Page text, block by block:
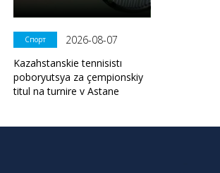
Спорт
2026-08-07
Kazahstanskie tennisistı
poboryutsya za çempionskiy
titul na turnire v Astane